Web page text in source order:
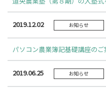
2019.12.02 お知らせ
パソコン農業簿記基礎講座の
2019.06.25 お知らせ